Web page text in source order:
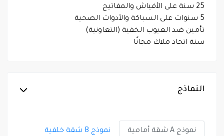
25 سنة على الأفياش والمفاتيح
5 سنوات على السباكة والأدوات الصحية
تأمين ضد العيوب الخفية (التعاونية)
سنة اتحاد ملاك مجانًا
النماذج
نموذج A شقة أمامية نموذج B شقة خلفية